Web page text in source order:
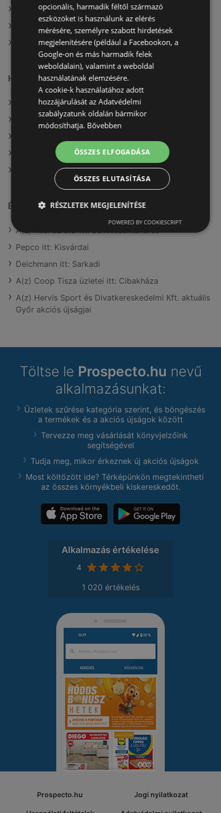
A(z) XXXLutz aktuális akciós újságjai
A(z) DIEGO aktuális akciós újságjai
A(z) Mömax üzletei itt: Sopron-Fertődi
Hasonló kiskereskedők
A(z) Möbelix ajánlatai
A(z) XXXLutz ajánlatai
A(z) DIEGO ajánlatai
A(z) Ikea ajánlatai
Érdeklődésre számot tartó elemek itt:
A(z) Reál üzletei itt: Békésszentandrás
Pepco itt: Kisvárdai
Deichmann itt: Sarkadi
A(z) Coop Tisza üzletei itt: Cibakháza
A(z) Hervis Sport és Divatkereskedelmi Kft. aktuális
Győr akciós újságjai
Töltse le Prospecto.hu nevű
alkalmazásunkat:
Üzletek szűrése kategória szerint, és böngészés
a termékek és a akciós újságok között
Tervezze meg vásárlását könyvjelzőink
segítségével
Tudja meg, mikor érkeznek új akciós újságok
Most költözött ide? Térképünkön megtekintheti
az összes környékbeli kiskereskedőt.
Alkalmazás értékelése
4
1 020 értékelés
Prospecto.hu Jogi nyilatkozat
opcionális, harmadik féltől származó
eszközöket is használunk az elérés
mérésére, személyre szabott hirdetések
megjelenítésére (például a Facebookon, a
Google-on és más harmadik felek
weboldalain), valamint a weboldal
használatának elemzésére.
A cookie-k használatához adott
hozzájárulását az Adatvédelmi
szabályzatunk oldalán bármikor
módosíthatja. Bővebben
ÖSSZES ELFOGADÁSA
ÖSSZES ELUTASÍTÁSA
RÉSZLETEK MEGJELENÍTÉSE
POWERED BY COOKIESCRIPT